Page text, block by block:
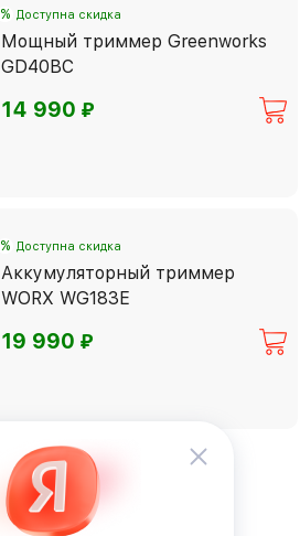
% Доступна скидка
Мощный триммер Greenworks
GD40BC
14 990⃏
% Доступна скидка
Аккумуляторный триммер
WORX WG183E
19 990⃏